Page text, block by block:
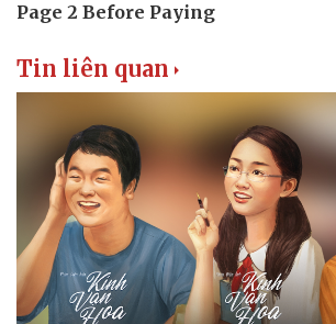
Du lịch
Tư vấn
Podcast
Câu
Tin liên quan